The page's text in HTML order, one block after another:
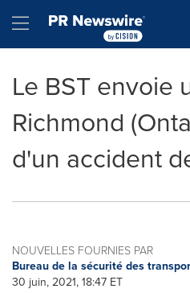
Hamburger menu
Le BST envoie
Richmond
d'un accident
NOUVELLES FOURNIES PAR
Bureau de la sécurité des
30 juin, 2021, 18:47 ET